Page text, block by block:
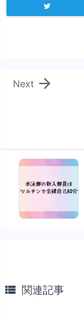

Next
 関連記事